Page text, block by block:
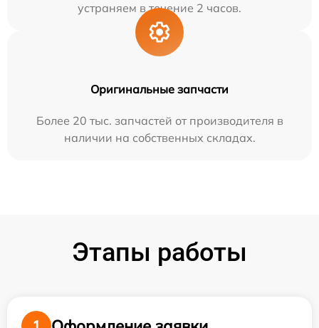
устраняем в течение 2 часов.
Оригинальные запчасти
Более 20 тыс. запчастей от производителя в
наличии на собственных складах.
Этапы работы